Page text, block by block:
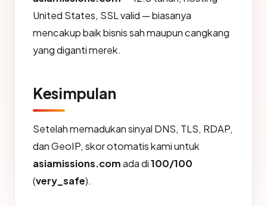
United States, SSL valid — biasanya
mencakup baik bisnis sah maupun cangkang
yang diganti merek.
Kesimpulan
Setelah memadukan sinyal DNS, TLS, RDAP,
dan GeoIP, skor otomatis kami untuk
asiamissions.comada di100/100
(very_safe).